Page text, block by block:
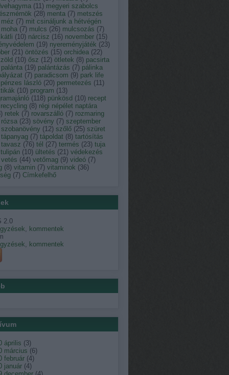
(11) megyeri szabolcs
(28) menta (7) metszés
méz (7) mit csináljunk a hétvégén
moha (7) mulcs (26) mulcsozás (7)
(10) nárcisz (16) november (15)
(19) nyereményjáték (23)
(21) öntözés (15) orchidea (22)
(10) ősz (12) ötletek (8) pacsirta
palánta (19) palántázás (7) pálinka
(7) paradicsom (9) park life
pénzes lászló (20) permetezés (11)
(10) program (13)
(118) pünkösd (10) recept
recycling (8) régi népélet naptára
) retek (7) rovarszálló (7) rozmaring
rózsa (23) sövény (7) szeptember
szobanövény (12) szőlő (25) szüret
tápanyag (7) tápoldat (8) tartósítás
tavasz (76) tél (27) termés (23) tuja
tulipán (10) ültetés (21) védekezés
vetés (44) vetőmag (9) videó (7)
(8) vitamin (7) vitaminok (36)
(7) Címkefelhő
2.0
, kommentek
, kommentek
április (3)
március (6)
február (4)
január (4)